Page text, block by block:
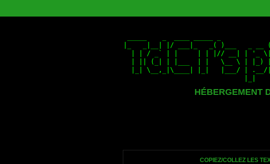
HÉBERGEMENT
COPIEZ/COLLEZ LES